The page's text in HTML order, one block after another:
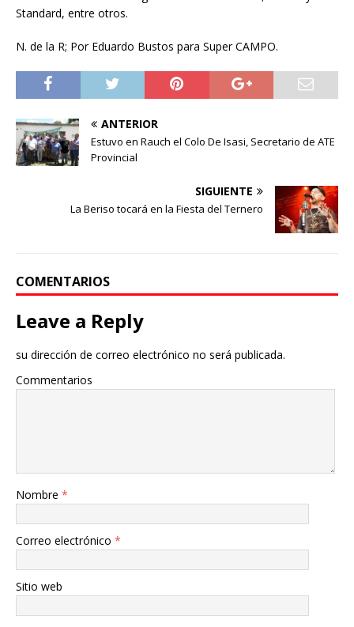
Standard, entre otros.
N. de la R; Por Eduardo Bustos para Super CAMPO.
ANTERIOR
Estuvo en Rauch el Colo De Isasi, Secretario de ATE
Provincial
SIGUIENTE
La Beriso tocará en la Fiesta del Ternero
COMENTARIOS
Leave a Reply
su dirección de correo electrónico no será publicada.
Commentarios
Nombre *
Correo electrónico *
Sitio web